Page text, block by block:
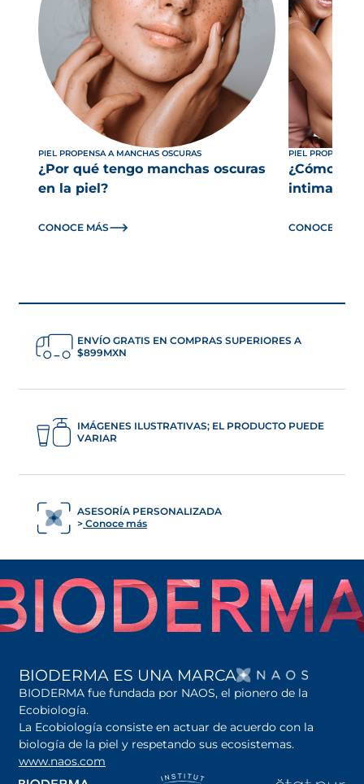
PIEL PROPENSA A MANCHAS OSCURAS
¿Por qué tengo manchas oscuras
en la piel?
CONOCE MÁS
PIEL PROPENSA
¿Cómo
intimas
CONOCE MÁS
ENVÍO GRATIS EN COMPRAS SUPERIORES A
$899MXN
IMÁGENES ILUSTRATIVAS; EL PRODUCTO PUEDE
VARIAR
ASESORÍA PERSONALIZADA
Conoce más
BIODERMA ES UNA MARCA SE
BIODERMA fue fundada por NAOS, el pionero de la
Ecobiología.
La Ecobiología consiste en actuar de acuerdo con la
biología de la piel y respetando sus ecosistemas.
www.naos.com
se abre en una pestaña nueva
se abre en una